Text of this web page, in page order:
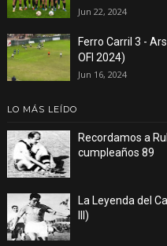
Jun 22, 2024
Ferro Carril 3 -
OFI 2024)
Jun 16, 2024
LO MÁS LEÍDO
Recordamos a
cumpleaños 89
La Leyenda del
III)